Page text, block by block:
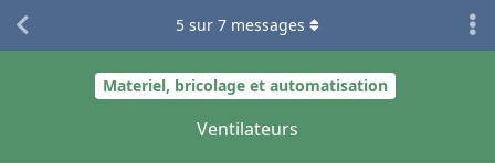
Materiel, bricolage et automatisation
Ventilateurs
5 sur 7 messages